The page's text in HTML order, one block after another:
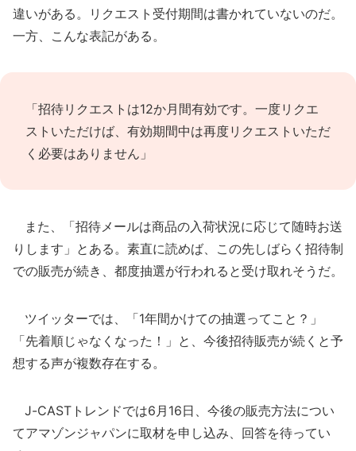
違いがある。リクエスト受付期間は書かれていないのだ。
一方、こんな表記がある。
「招待リクエストは12か月間有効です。一度リクエ
ストいただけば、有効期間中は再度リクエストいただ
く必要はありません」
また、「招待メールは商品の入荷状況に応じて随時お送
りします」とある。素直に読めば、この先しばらく招待制
での販売が続き、都度抽選が行われると受け取れそうだ。
ツイッターでは、「1年間かけての抽選ってこと？」
「先着順じゃなくなった！」と、今後招待販売が続くと予
想する声が複数存在する。
J-CASTトレンドでは6月16日、今後の販売方法につい
てアマゾンジャパンに取材を申し込み、回答を待ってい